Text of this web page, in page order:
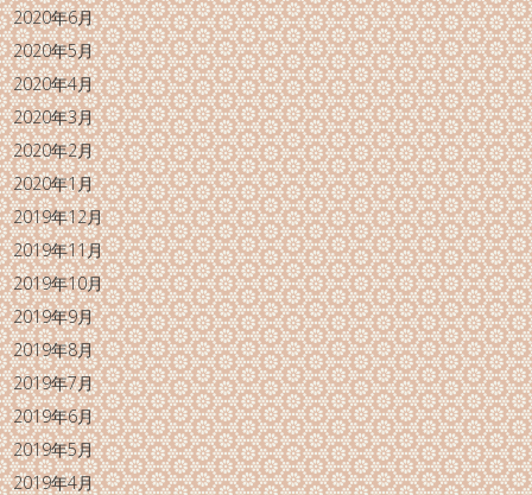
2020年6月
2020年5月
2020年4月
2020年3月
2020年2月
2020年1月
2019年12月
2019年11月
2019年10月
2019年9月
2019年8月
2019年7月
2019年6月
2019年5月
2019年4月